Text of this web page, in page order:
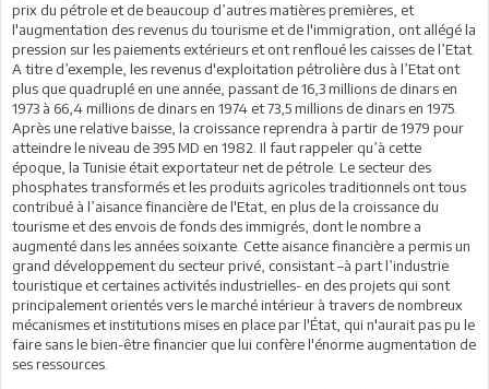
prix du pétrole et de beaucoup d’autres matières premières, et
l'augmentation des revenus du tourisme et de l'immigration, ont allégé la
pression sur les paiements extérieurs et ont renfloué les caisses de l’Etat.
A titre d’exemple, les revenus d'exploitation pétrolière dus à l’Etat ont
plus que quadruplé en une année, passant de 16,3 millions de dinars en
1973 à 66,4 millions de dinars en 1974 et 73,5 millions de dinars en 1975.
Après une relative baisse, la croissance reprendra à partir de 1979 pour
atteindre le niveau de 395 MD en 1982. Il faut rappeler qu’à cette
époque, la Tunisie était exportateur net de pétrole. Le secteur des
phosphates transformés et les produits agricoles traditionnels ont tous
contribué à l’aisance financière de l'Etat, en plus de la croissance du
tourisme et des envois de fonds des immigrés, dont le nombre a
augmenté dans les années soixante. Cette aisance financière a permis un
grand développement du secteur privé, consistant –à part l’industrie
touristique et certaines activités industrielles- en des projets qui sont
principalement orientés vers le marché intérieur à travers de nombreux
mécanismes et institutions mises en place par l'État, qui n'aurait pas pu le
faire sans le bien-être financier que lui confère l'énorme augmentation de
ses ressources.